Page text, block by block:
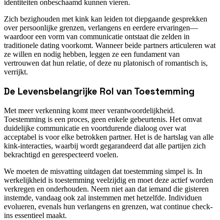
identiteiten onbeschaamd kunnen vieren.
Zich bezighouden met kink kan leiden tot diepgaande gesprekken
over persoonlijke grenzen, verlangens en eerdere ervaringen—
waardoor een vorm van communicatie ontstaat die zelden in
traditionele dating voorkomt. Wanneer beide partners articuleren wat
ze willen en nodig hebben, leggen ze een fundament van
vertrouwen dat hun relatie, of deze nu platonisch of romantisch is,
verrijkt.
De Levensbelangrijke Rol van Toestemming
Met meer verkenning komt meer verantwoordelijkheid.
Toestemming is een proces, geen enkele gebeurtenis. Het omvat
duidelijke communicatie en voortdurende dialoog over wat
acceptabel is voor elke betrokken partner. Het is de hartslag van alle
kink-interacties, waarbij wordt gegarandeerd dat alle partijen zich
bekrachtigd en gerespecteerd voelen.
We moeten de misvatting uitdagen dat toestemming simpel is. In
werkelijkheid is toestemming veelzijdig en moet deze actief worden
verkregen en onderhouden. Neem niet aan dat iemand die gisteren
instemde, vandaag ook zal instemmen met hetzelfde. Individuen
evolueren, evenals hun verlangens en grenzen, wat continue check-
ins essentieel maakt.